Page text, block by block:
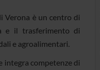
Verona è un centro di
e il trasferimento di
e agroalimentari.
integra competenze di